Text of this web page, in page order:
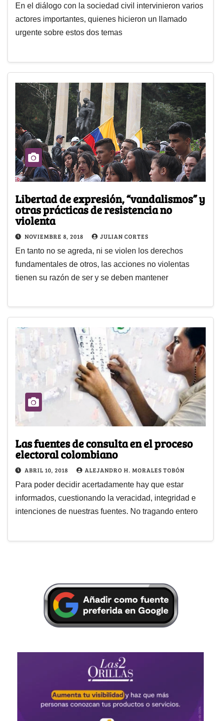
En el diálogo con la sociedad civil intervinieron varios
actores importantes, quienes hicieron un llamado
urgente sobre estos dos temas
Libertad de expresión, “vandalismos” y
otras prácticas de resistencia no
violenta
NOVIEMBRE 8, 2018 JULIAN CORTES
En tanto no se agreda, ni se violen los derechos
fundamentales de otros, las acciones no violentas
tienen su razón de ser y se deben mantener
Las fuentes de consulta en el proceso
electoral colombiano
ABRIL 10, 2018 ALEJANDRO H. MORALES TOBÓN
Para poder decidir acertadamente hay que estar
informados, cuestionando la veracidad, integridad e
intenciones de nuestras fuentes. No tragando entero